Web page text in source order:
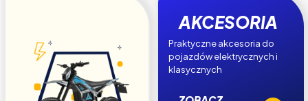
AKCESORIA
Praktyczne akcesoria do
pojazdów elektrycznych i
klasycznych